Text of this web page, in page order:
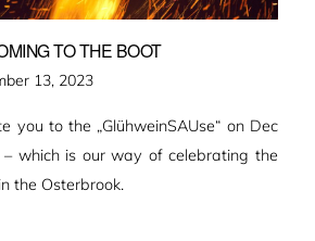
TO THE BOOT
13, 2023
you to the „GlühweinSAUse“ on Dec
which is our way of celebrating the
the Osterbrook.